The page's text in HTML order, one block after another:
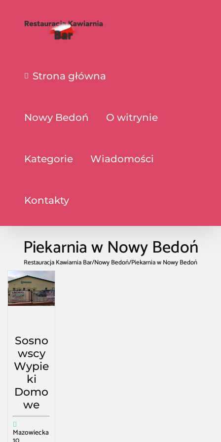
Strona główna
Nowy Bedoń O witrynie
Kategorie Wiadomości
Kontakty
Piekarnia w Nowy Bedoń
Restauracja Kawiarnia Bar/Nowy Bedoń/Piekarnia w Nowy Bedoń
Sosno
wscy
Wypie
ki
Domo
we
Mazowiecka